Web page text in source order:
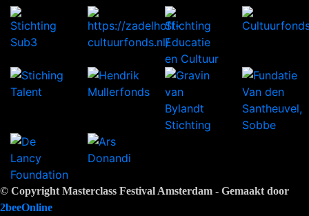
© Copyright Masterclass Festival Amsterdam - Gemaakt door
2beeOnline